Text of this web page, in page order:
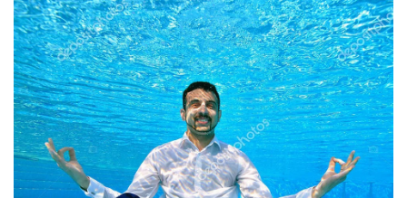
‘ഓപ്പറേഷൻ തൂഫാൻ’ എന്ന പോലീസ് ദൗത്യത്തിന്റെ
ഭാഗമായാണ് നിയന്ത്രണങ്ങൾ കൂടുതൽ
കർശനമാക്കിയിരിക്കുന്നത്. നേരത്തെ പഞ്ചനക്ഷത്ര
ഹോട്ടലുകളിലെ പബ്ബുകൾക്ക് ഇളവുകൾ
ലഭിച്ചിരുന്നെങ്കിലും, പുതിയ ഉത്തരവ് പ്രകാരം എല്ലാ
പബ്ബുകളും പോലീസ് നിരീക്ഷണത്തിലായിരിക്കും.
ലഹരി മരുന്ന് വിൽപ്പനക്കാരെ കേന്ദ്രീകരിച്ച് നടത്തിയ